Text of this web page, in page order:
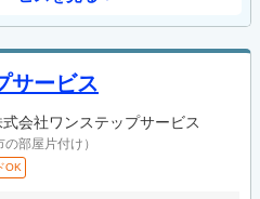
サービス
式会社ワンステップサービス
の部屋片付け）
OK